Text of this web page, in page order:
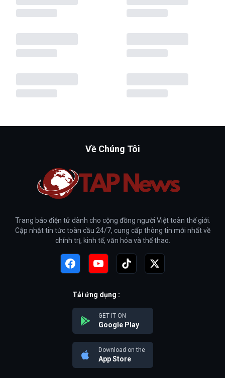
Về Chúng Tôi
Trang báo điện tử dành cho cộng đồng người Việt toàn thế giới.
Cập nhật tin tức toàn cầu 24/7, cung cấp thông tin mới nhất về
chính trị, kinh tế, văn hóa và thể thao.
Tải ứng dụng :
GET IT ON
Google Play
Download on the
App Store